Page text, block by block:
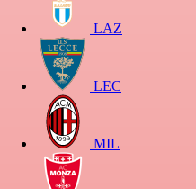
LAZ
LEC
MIL